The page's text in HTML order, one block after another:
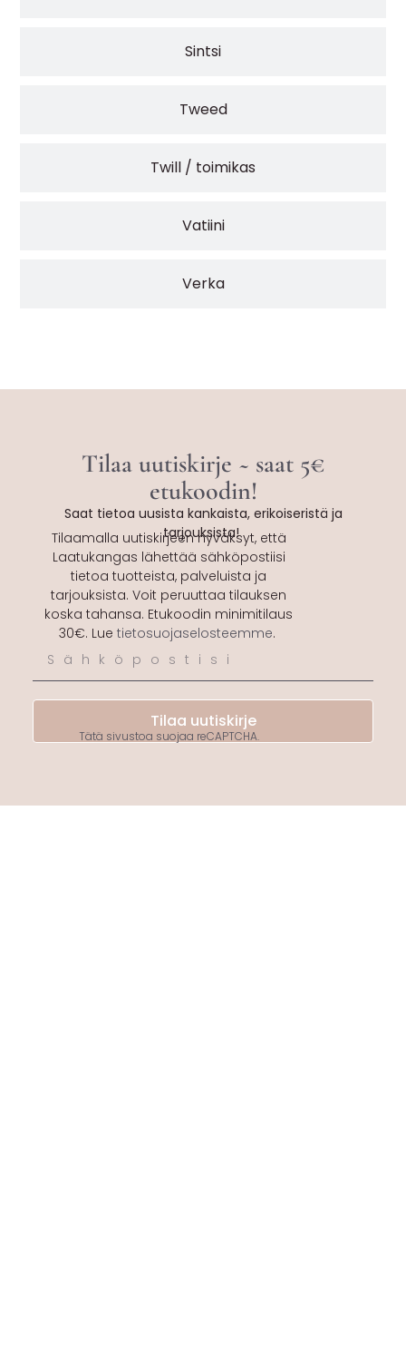
Sintsi
Tweed
Twill / toimikas
Vatiini
Verka
Tilaa uutiskirje ~ saat 5€
etukoodin!
Saat tietoa uusista kankaista, erikoiseristä ja
tarjouksista!
Tilaamalla uutiskirjeen hyväksyt, että
Laatukangas lähettää sähköpostiisi
tietoa tuotteista, palveluista ja
tarjouksista. Voit peruuttaa tilauksen
koska tahansa. Etukoodin minimitilaus
30€. Lue tietosuojaselosteemme.
Tilaa uutiskirje
Tätä sivustoa suojaa reCAPTCHA.